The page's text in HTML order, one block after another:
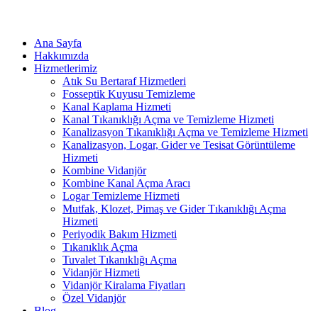
Ana Sayfa
Hakkımızda
Hizmetlerimiz
Atık Su Bertaraf Hizmetleri
Fosseptik Kuyusu Temizleme
Kanal Kaplama Hizmeti
Kanal Tıkanıklığı Açma ve Temizleme Hizmeti
Kanalizasyon Tıkanıklığı Açma ve Temizleme Hizmeti
Kanalizasyon, Logar, Gider ve Tesisat Görüntüleme
Hizmeti
Kombine Vidanjör
Kombine Kanal Açma Aracı
Logar Temizleme Hizmeti
Mutfak, Klozet, Pimaş ve Gider Tıkanıklığı Açma
Hizmeti
Periyodik Bakım Hizmeti
Tıkanıklık Açma
Tuvalet Tıkanıklığı Açma
Vidanjör Hizmeti
Vidanjör Kiralama Fiyatları
Özel Vidanjör